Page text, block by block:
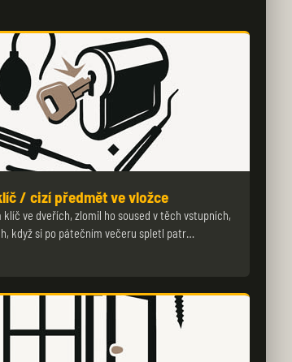
/ cizí předmět ve vložce
klíč ve dveřích, zlomil ho soused v těch vstupních,
když si po pátečním večeru spletl patr…